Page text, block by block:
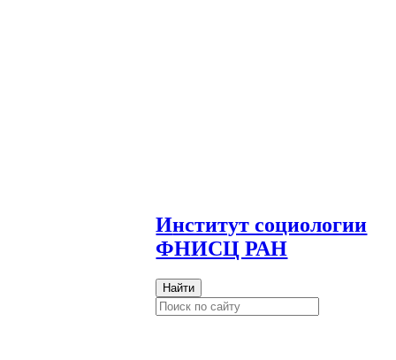
Институт социологии
ФНИСЦ РАН
Найти